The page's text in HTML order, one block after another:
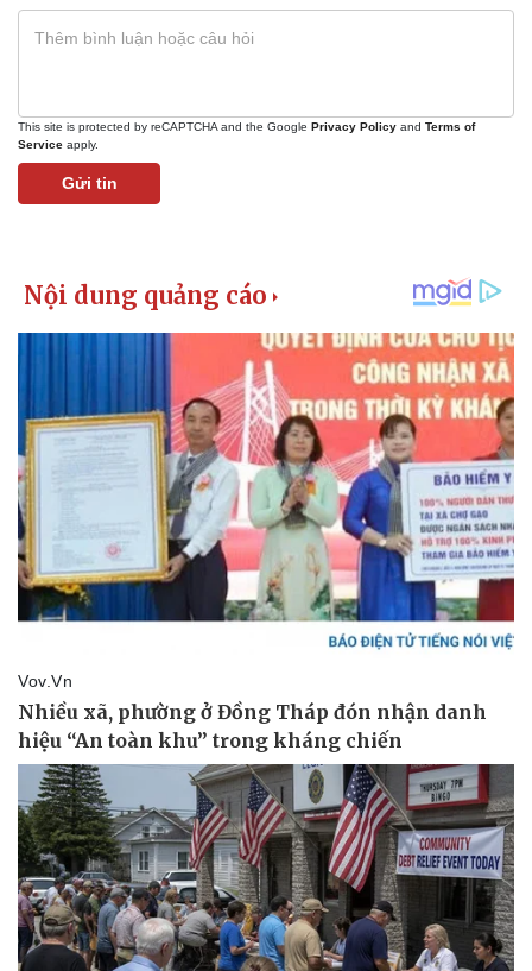
This site is protected by reCAPTCHA and the Google Privacy Policy and Terms of
Service apply.
Gửi tin